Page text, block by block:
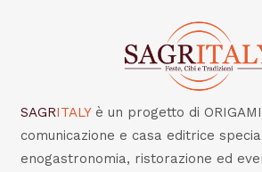
SAGRITALY è un progetto di
comunicazione e casa editrice
enogastronomia, ristorazione ed